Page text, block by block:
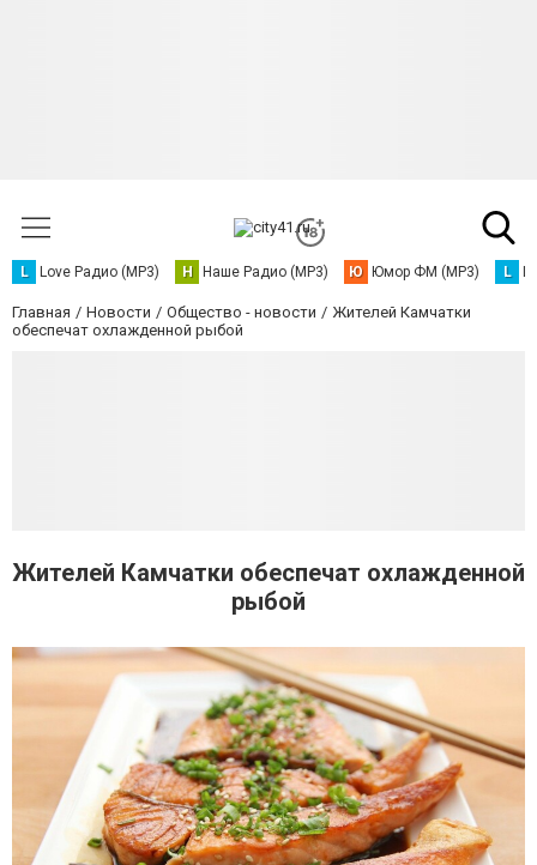
L Love Радио (MP3) Н Наше Радио (MP3) Ю Юмор ФМ (MP3) L
Главная Новости Общество - новости
Жителей Камчатки
обеспечат охлажденной рыбой
Жителей Камчатки обеспечат охлажденной
рыбой